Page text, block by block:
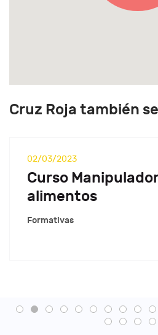
Cruz Roja también
02/03/2023
Curso
alimentos
Formativas